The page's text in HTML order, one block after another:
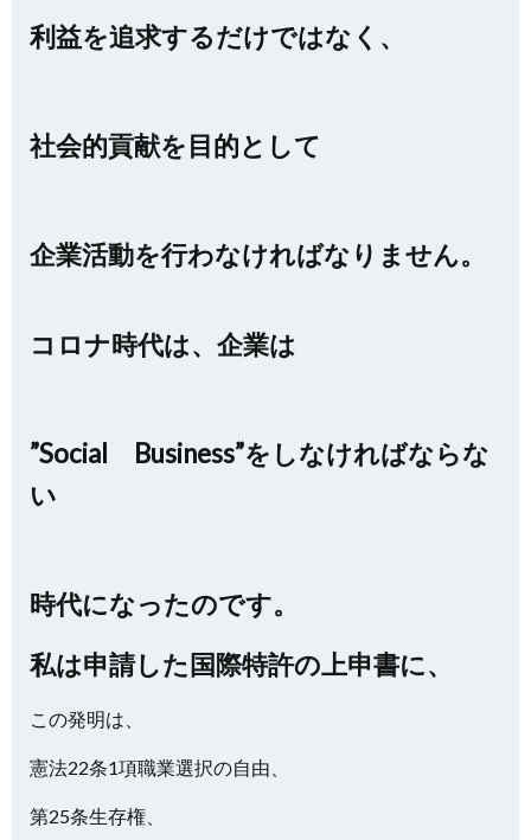
利益を追求するだけではなく、
社会的貢献を目的として
企業活動を行わなければなりません。
コロナ時代は、企業は
”Social Business”をしなければならな
い
時代になったのです。
私は申請した国際特許の上申書に、
この発明は、
憲法22条1項職業選択の自由、
第25条生存権、